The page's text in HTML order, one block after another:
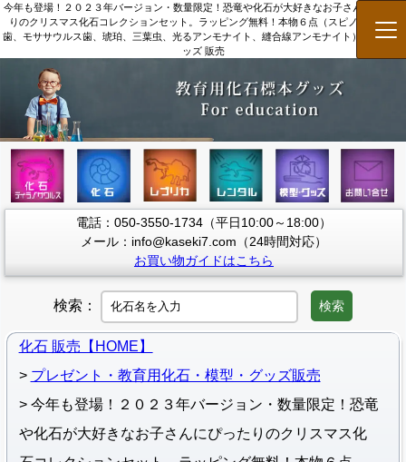
今年も登場！２０２３年バージョン・数量限定！恐竜や化石が大好きなお子さんにぴった
りのクリスマス化石コレクションセット。ラッピング無料！本物６点（スピノサウルス
歯、モササウルス歯、琥珀、三葉虫、光るアンモナイト、縫合線アンモナイト） 教育用グ
ッズ 販売
メ
電話：050-3550-1734（平日10:00～18:00）
メール：info@kaseki7.com（24時間対応）
お買い物ガイドはこちら
検索： 検索
化石 販売【HOME】
プレゼント・教育用化石・模型・グッズ販売
今年も登場！２０２３年バージョン・数量限定！恐竜
や化石が大好きなお子さんにぴったりのクリスマス化